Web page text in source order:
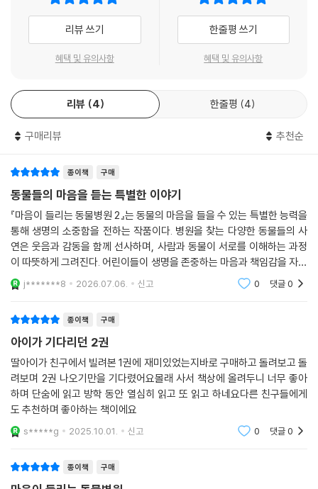
리뷰 쓰기
혜택 및 유의사항
한줄평 쓰기
혜택 및 유의사항
리뷰 4 한줄평 4
구매리뷰 추천순
종이책 구매
동물들의 마음을 듣는 특별한 이야기
『마음이 들리는 동물병원 2』는 동물의 마음을 들을 수 있는 특별한 능력을
통해 생명의 소중함을 전하는 작품이다. 병원을 찾는 다양한 동물들의 사
연은 웃음과 감동을 함께 선사하며, 사람과 동물이 서로를 이해하는 과정
이 따뜻하게 그려진다. 어린이들이 생명을 존중하는 마음과 책임감을 자연
스럽게 배울 수 있으며, 반려동물과 함께 살아가는 의미도 다시 생각하게
만든다.
j*******8 2026.07.06. 신고 0 댓글0
종이책 구매
아이가 기다리던 2권
딸아이가 친구에서 빌려본 1권에 재미있었는지바로 구매하고 돌려보고 돌
려보며 2권 나오기만을 기다렸어요몰래 사서 책상에 올려두니 너무 좋아
하며 단숨에 읽고 방학 동안 열심히 읽고 또 읽고 하네요다른 친구들에게
도 추천하며 좋아하는 책이에요
s*****g 2025.10.01. 신고 0 댓글0
종이책 구매